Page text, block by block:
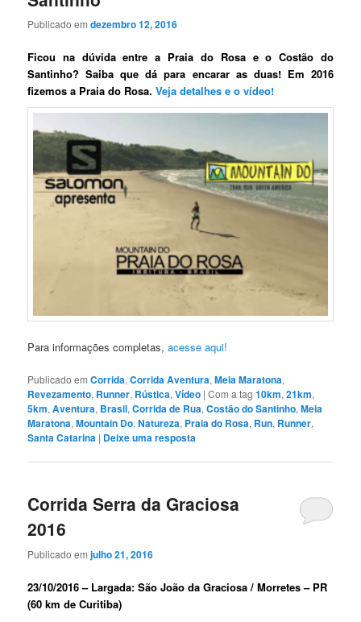
Publicado emdezembro 12, 2016
Ficou na dúvida entre a Praia do Rosa e o Costão do
Santinho? Saiba que dá para encarar as duas! Em 2016
fizemos a Praia do Rosa.Veja detalhes e o vídeo!
Para informações completas,acesse aqui!
Publicado em Corrida,Corrida Aventura,Meia Maratona,
Revezamento, Runner, Rústica,Vídeo |Com a tag10km,21km,
5km,Aventura, Brasil,Corrida de Rua,Costão do Santinho,Meia
Maratona,Mountain Do,Natureza, Praia do Rosa, Run, Runner,
Santa Catarina | Deixe uma resposta
Corrida Serra da Graciosa
2016
Publicado emjulho 21, 2016
23/10/2016 – Largada: São João da Graciosa / Morretes – PR
(60 km de Curitiba)